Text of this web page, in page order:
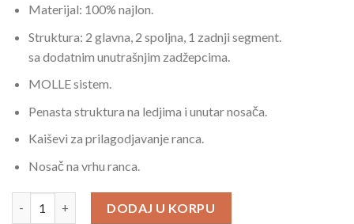
Materijal: 100% najlon.
Struktura: 2 glavna, 2 spoljna, 1 zadnji segment.
sa dodatnim unutrašnjim zadžepcima.
MOLLE sistem.
Penasta struktura na ledjima i unutar nosača.
Kaiševi za prilagodjavanje ranca.
Nosač na vrhu ranca.
DODAJ U KORPU